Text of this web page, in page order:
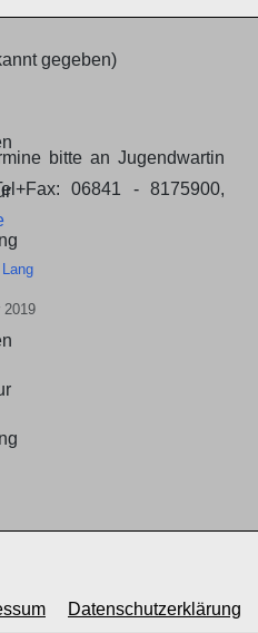
gegeben)
bitte an Jugendwartin
06841 - 8175900,
2019
Datenschutzerklärung